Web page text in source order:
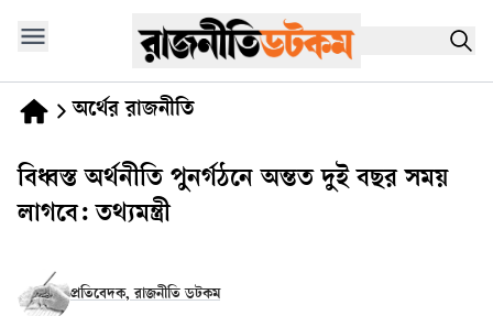
অর্থের রাজনীতি
বিধ্বস্ত অর্থনীতি পুনর্গঠনে অন্তত দুই বছর সময়
লাগবে: তথ্যমন্ত্রী
প্রতিবেদক, রাজনীতি ডটকম